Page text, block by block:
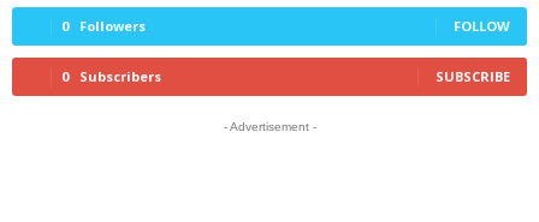
0 Followers FOLLOW
0 Subscribers SUBSCRIBE
- Advertisement -